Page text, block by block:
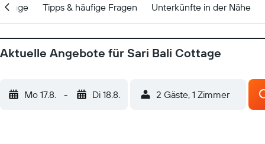
Lage Tipps & häufige Fragen Unterkünfte in der Nähe
Aktuelle Angebote für Sari Bali Cottage
Mo 17.8. - Di 18.8. 2 Gäste, 1 Zimmer